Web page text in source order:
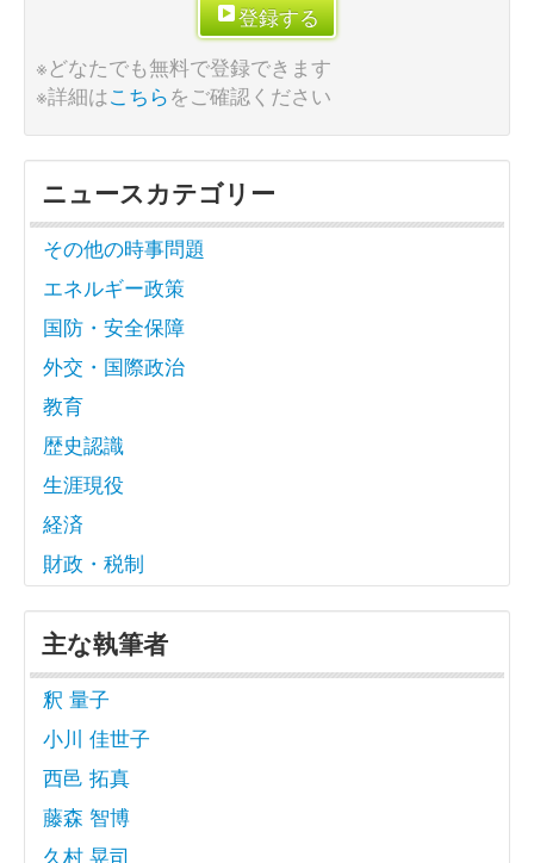
登録する
※どなたでも無料で登録できます
※詳細はこちらをご確認ください
ニュースカテゴリー
その他の時事問題
エネルギー政策
国防・安全保障
外交・国際政治
教育
歴史認識
生涯現役
経済
財政・税制
主な執筆者
釈 量子
小川 佳世子
西邑 拓真
藤森 智博
久村 晃司